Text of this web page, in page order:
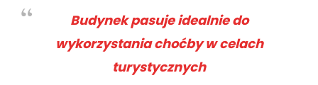
Budynek pasuje idealnie do
wykorzystania choćby w celach
turystycznych